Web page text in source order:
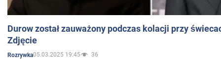
Durow został zauważony podczas kolacji przy
Zdjęcie
Rozrywka05.03.2025 19:45 36